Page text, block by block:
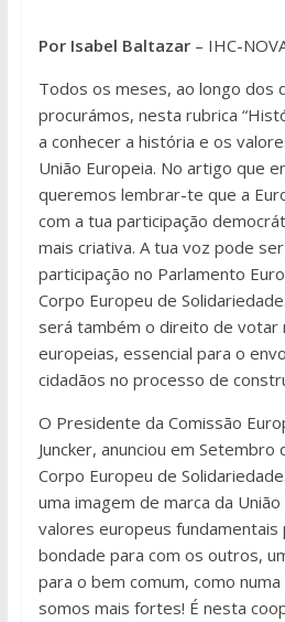
Por Isabel Baltazar– IHC-
Todos os meses, ao longo dos
procurámos, nesta rubrica
a conhecer a história e os
União Europeia. No artigo que
queremos lembrar-te que a
com a tua participação
mais criativa. A tua voz pode
participação no Parlamento
Corpo Europeu de
será também o direito de votar
europeias, essencial para o
cidadãos no processo de
O Presidente da Comissão
Juncker, anunciou em
Corpo Europeu de
uma imagem de marca da
valores europeus
bondade para com os outros,
para o bem comum, como
somos mais fortes! É nesta